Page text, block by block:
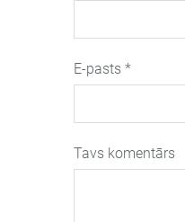
E-pasts *
Tavs komentārs